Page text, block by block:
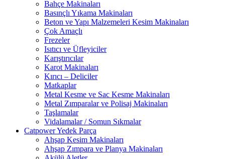
Bahçe Makinaları
Basınçlı Yıkama Makinaları
Beton ve Yapı Malzemeleri Kesim Makinaları
Çok Amaçlı
Frezeler
Isıtıcı ve Üfleyiciler
Karıştırıcılar
Karot Makinaları
Kırıcı – Deliciler
Matkaplar
Metal Kesme ve Sac Kesme Makinaları
Metal Zımparalar ve Polisaj Makinaları
Taşlamalar
Vidalamalar / Somun Sıkmalar
Catpower Yedek Parça
Ahşap Kesim Makinaları
Ahşap Zımpara ve Planya Makinaları